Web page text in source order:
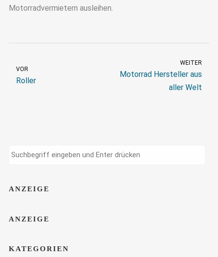
Motorradvermietern ausleihen.
VOR
Roller
WEITER
Motorrad Hersteller aus
aller Welt
ANZEIGE
ANZEIGE
KATEGORIEN